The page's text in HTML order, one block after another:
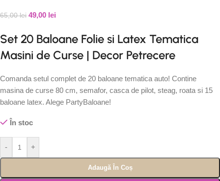
65,00lei 49,00 lei
Set 20 Baloane Folie si Latex Tematica
Masini de Curse | Decor Petrecere
Comanda setul complet de 20 baloane tematica auto! Contine
masina de curse 80 cm, semafor, casca de pilot, steag, roata si 15
baloane latex. Alege PartyBaloane!
În stoc
- +
Adaugă În Coș